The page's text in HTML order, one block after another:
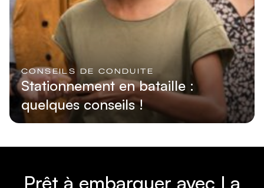
CONSEILS DE CONDUITE
Stationnement en bataille :
quelques conseils !
Prêt à embarquer avec La